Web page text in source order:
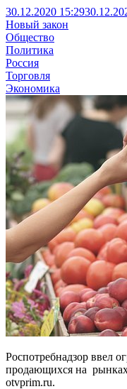
30.12.2020 15:29
Новый закон
Общество
Политика
Россия
Торговля
Экономика
Роспотребнадзор ввел
продающихся на
otvprim.ru.